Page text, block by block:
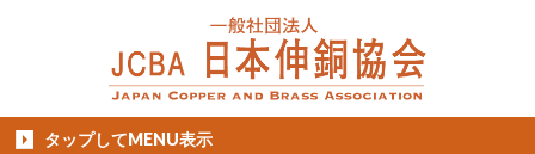
タップしてMENU表示